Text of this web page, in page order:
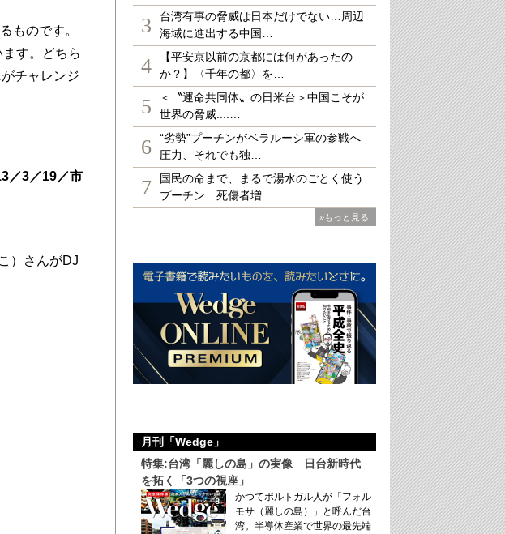
ものです。
す。どちら
チャレンジ
／3／19／市
）さんがDJ
3
台湾有事の脅威は日本だけでない…周辺
海域に進出する中国…
4
【平安京以前の京都には何があったの
か？】〈千年の都〉を…
5
＜〝運命共同体〟の日米台＞中国こそが
世界の脅威....…
6
“劣勢”プーチンがベラルーシ軍の参戦へ
圧力、それでも独…
7
国民の命まで、まるで湯水のごとく使う
プーチン…死傷者増…
»もっと見る
月刊「Wedge」
特集:台湾「麗しの島」の実像 日台新時代
を拓く「3つの視座」
かつてポルトガル人が「フォル
モサ（麗しの島）」と呼んだ台
湾。半導体産業で世界の最先端